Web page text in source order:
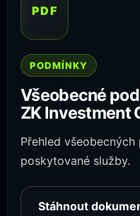
PDF
PODMÍNKY
Všeobecné
ZK Investment
Přehled
poskytované služby.
Stáhnout